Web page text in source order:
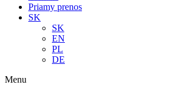
Priamy prenos
SK
SK
EN
PL
DE
Menu